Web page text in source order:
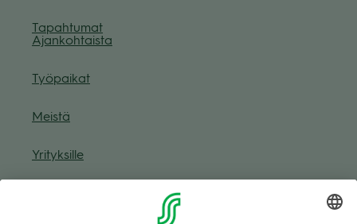
Tapah­tu­mat
Ajan­koh­taista
Työ­pai­kat
Meistä
Yri­tyk­sille
Muuta eväs­tea­se­tuk­sia & eväs­tein­for­maa­tio